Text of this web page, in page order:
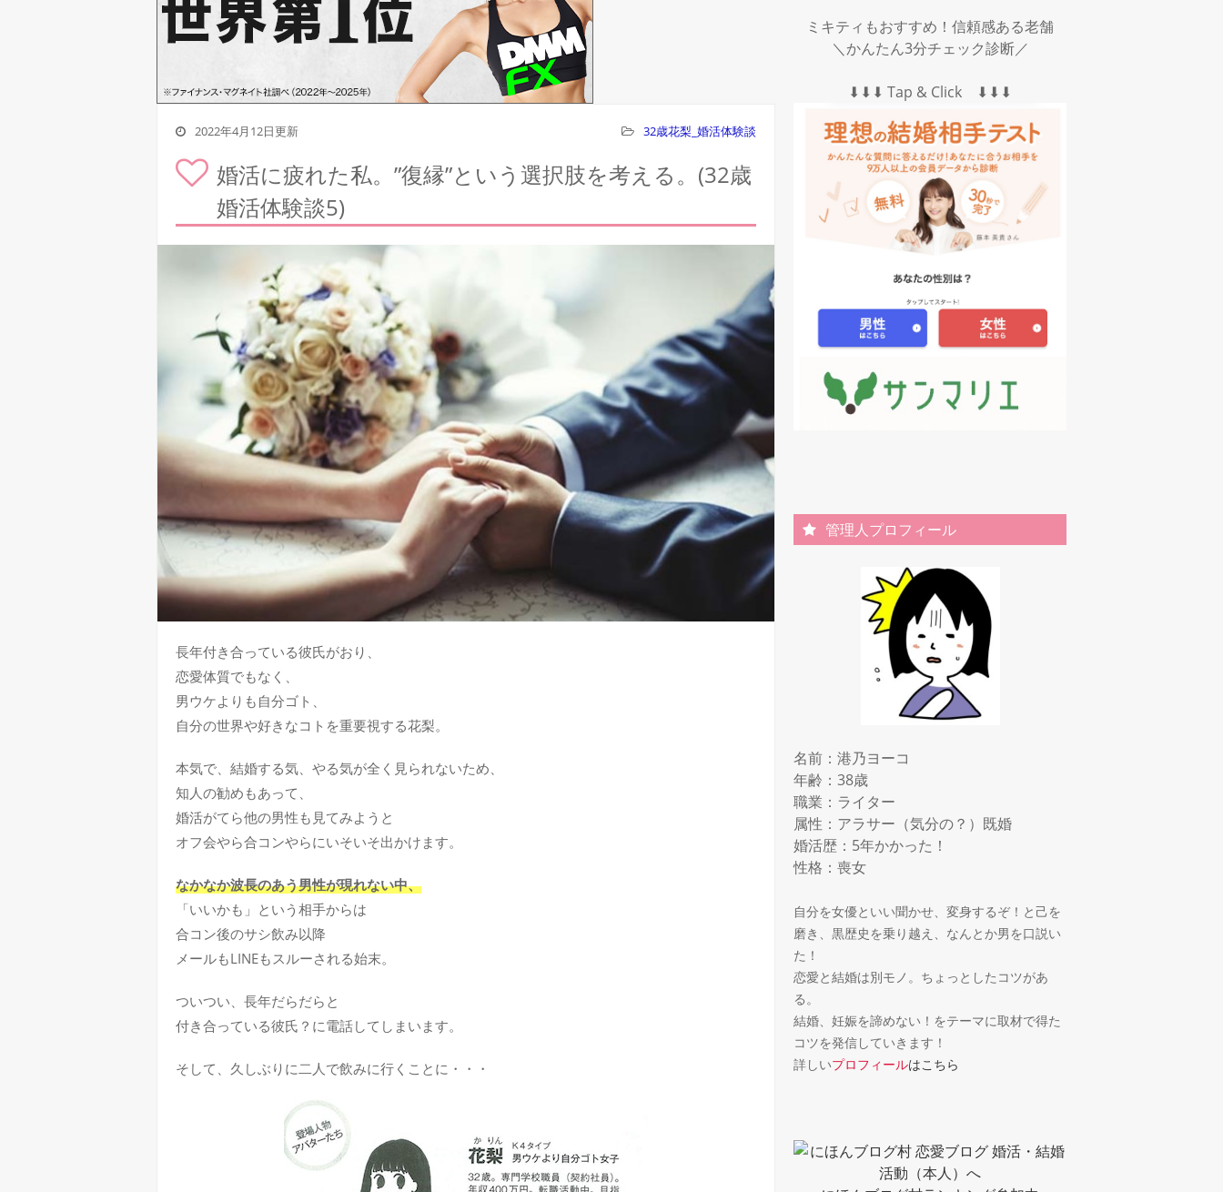
2022年4月12日更新 32歳花梨_婚活体験談
婚活に疲れた私。”復縁”という選択肢を考える。(32歳
婚活体験談5)
長年付き合っている彼氏がおり、
恋愛体質でもなく、
男ウケよりも自分ゴト、
自分の世界や好きなコトを重要視する花梨。
本気で、結婚する気、やる気が全く見られないため、
知人の勧めもあって、
婚活がてら他の男性も見てみようと
オフ会やら合コンやらにいそいそ出かけます。
なかなか波長のあう男性が現れない中、
「いいかも」という相手からは
合コン後のサシ飲み以降
メールもLINEもスルーされる始末。
ついつい、長年だらだらと
付き合っている彼氏？に電話してしまいます。
そして、久しぶりに二人で飲みに行くことに・・・
ミキティもおすすめ！信頼感ある老舗
＼かんたん3分チェック診断／
⬇︎⬇︎⬇︎ Tap & Click ⬇︎⬇︎⬇︎
管理人プロフィール
名前：港乃ヨーコ
年齢：38歳
職業：ライター
属性：アラサー（気分の？）既婚
婚活歴：5年かかった！
性格：喪女
自分を女優といい聞かせ、変身するぞ！と己を
磨き、黒歴史を乗り越え、なんとか男を口説い
た！
恋愛と結婚は別モノ。ちょっとしたコツがあ
る。
結婚、妊娠を諦めない！をテーマに取材で得た
コツを発信していきます！
詳しいプロフィールはこちら